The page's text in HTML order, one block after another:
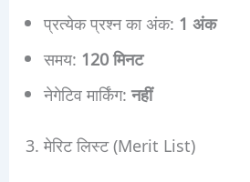
प्रत्येक प्रश्न का अंक: 1 अंक
समय: 120 मिनट
नेगेटिव मार्किंग:नहीं
3. मेरिट लिस्ट (Merit List)